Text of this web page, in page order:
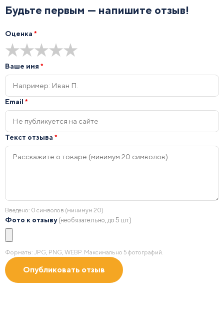
Будьте первым — напишите отзыв!
Оценка *
★
★
★
★
★
Ваше имя *
Email *
Текст отзыва *
Введено: 0 символов (минимум 20)
Фото к отзыву (необязательно, до 5 шт.)
Форматы: JPG, PNG, WEBP. Максимально 5 фотографий.